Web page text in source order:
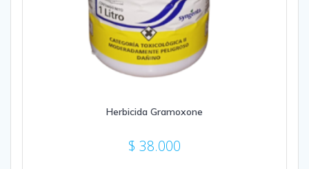
Herbicida Gramoxone
$ 38.000